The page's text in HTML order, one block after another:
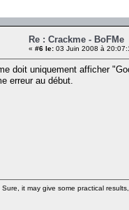
Re : Crackme - BoFMe
« #6 le: 03 Juin 2008 à
doit uniquement afficher
erreur au début.
Sure, it may give some practical